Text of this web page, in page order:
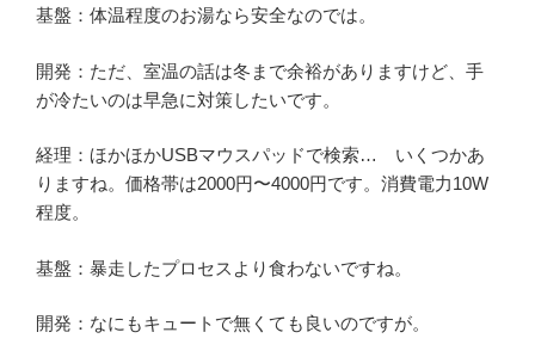
基盤：体温程度のお湯なら安全なのでは。
開発：ただ、室温の話は冬まで余裕がありますけど、手
が冷たいのは早急に対策したいです。
経理：ほかほかUSBマウスパッドで検索… いくつかあ
りますね。価格帯は2000円〜4000円です。消費電力10W
程度。
基盤：暴走したプロセスより食わないですね。
開発：なにもキュートで無くても良いのですが。